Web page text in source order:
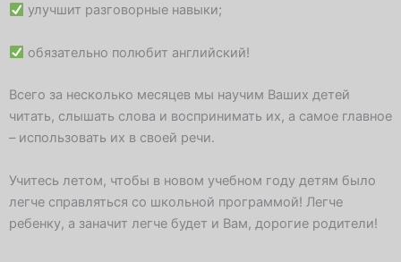
улучшит разговорные навыки;
обязательно полюбит английский!
Всего за несколько месяцев мы научим Ваших детей
читать, слышать слова и воспринимать их, а самое главное
– использовать их в своей речи.
Учитесь летом, чтобы в новом учебном году детям было
легче справляться со школьной программой! Легче
ребенку, а заначит легче будет и Вам, дорогие родители!